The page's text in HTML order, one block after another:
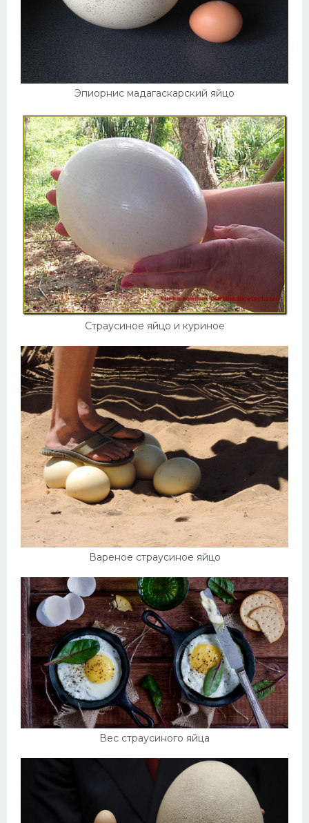
Эпиорнис мадагаскарский яйцо
Страусиное яйцо и куриное
Вареное страусиное яйцо
Вес страусиного яйца